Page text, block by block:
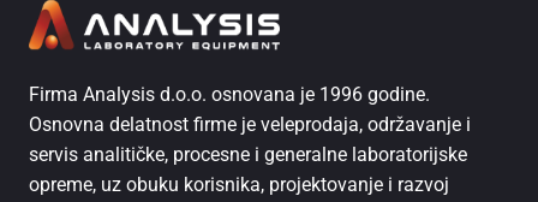
Firma Analysis d.o.o. osnovana je 1996 godine.
Osnovna delatnost firme je veleprodaja, održavanje i
servis analitičke, procesne i generalne laboratorijske
opreme, uz obuku korisnika, projektovanje i razvoj